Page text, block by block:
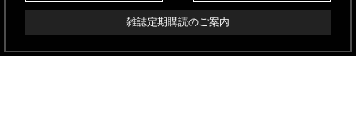
雑誌定期購読のご案内